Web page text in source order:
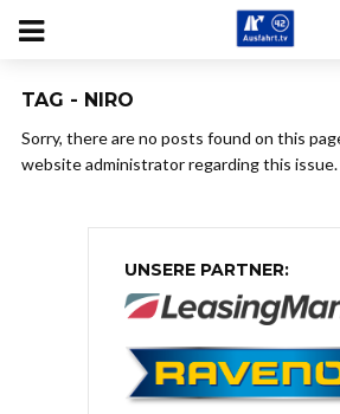
TAG - NIRO
Sorry, there are no posts found on this
website administrator regarding this issue.
UNSERE PARTNER: